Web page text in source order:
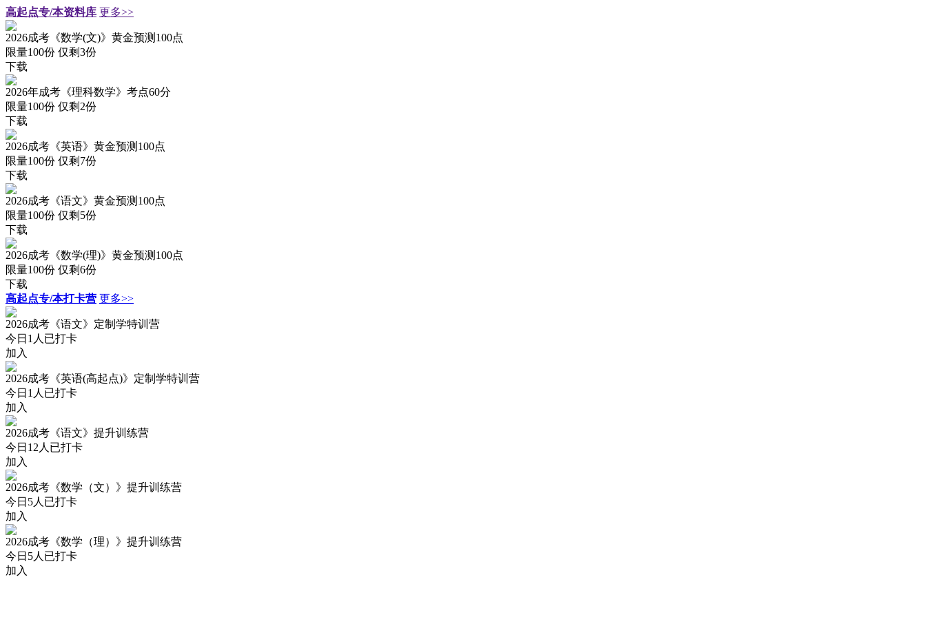
高起点专/本资料库 更多>>
2026成考《数学(文)》黄金预测100点
限量100份 仅剩3份
下载
2026年成考《理科数学》考点60分
限量100份 仅剩 2份
下载
2026成考《英语》黄金预测100点
限量100份 仅剩 7份
下载
2026成考《语文》黄金预测100点
限量100份 仅剩 5份
下载
2026成考《数学(理)》黄金预测100点
限量100份 仅剩6份
下载
高起点专/本打卡营 更多>>
2026成考《语文》定制学特训营
今日 1 人已打卡
加入
2026成考《英语(高起点)》定制学特训营
今日 1 人已打卡
加入
2026成考《语文》提升训练营
今日 12 人已打卡
加入
2026成考《数学（文）》提升训练营
今日 5人已打卡
加入
2026成考《数学（理）》提升训练营
今日 5人已打卡
加入